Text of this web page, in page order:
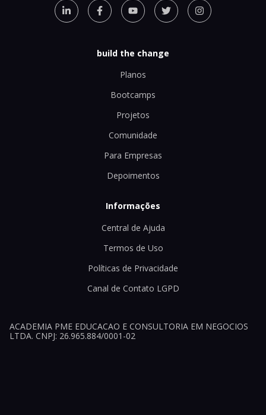
build the change
Planos
Bootcamps
Projetos
Comunidade
Para Empresas
Depoimentos
Informações
Central de Ajuda
Termos de Uso
Políticas de Privacidade
Canal de Contato LGPD
ACADEMIA PME EDUCACAO E CONSULTORIA EM NEGOCIOS
LTDA. CNPJ: 26.965.884/0001-02